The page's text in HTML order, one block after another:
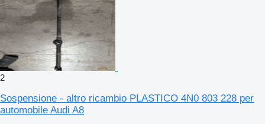
2
Sospensione - altro ricambio PLASTICO 4N0 803 228 per
automobile Audi A8